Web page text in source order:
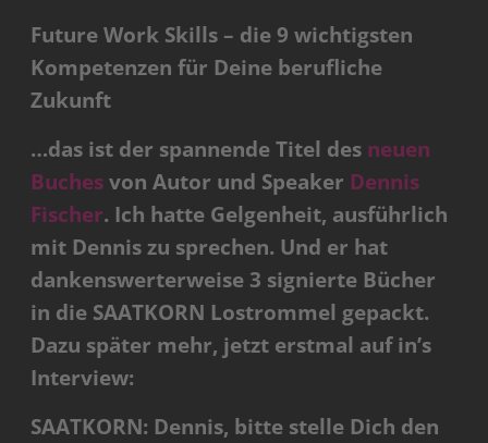
Future Work Skills – die 9 wichtigsten
Kompetenzen für Deine berufliche
Zukunft
…das ist der spannende Titel des neuen
Buchesvon Autor und Speaker Dennis
Fischer. Ich hatte Gelgenheit, ausführlich
mit Dennis zu sprechen. Und er hat
dankenswerterweise 3 signierte Bücher
in die SAATKORN Lostrommel gepackt.
Dazu später mehr, jetzt erstmal auf in’s
Interview:
SAATKORN: Dennis, bitte stelle Dich den